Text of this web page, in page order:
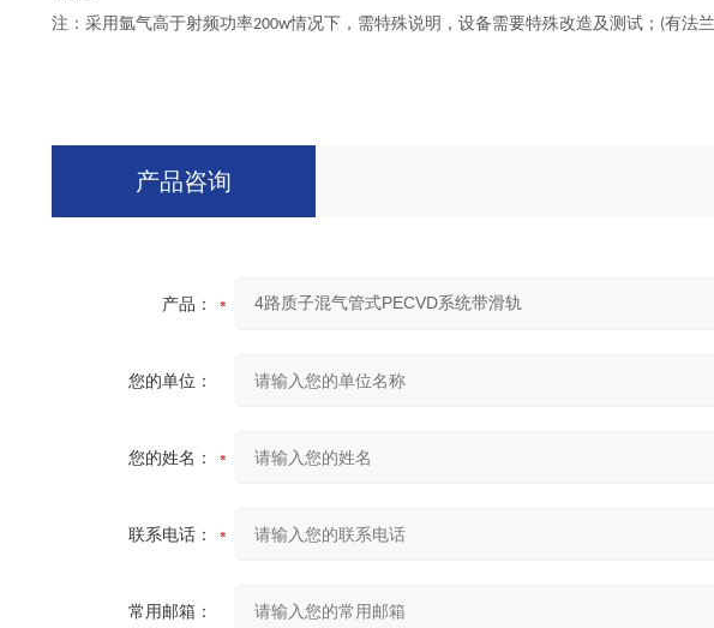
注：采用氩气高于射频功率200w情况下，需特殊说明，设备需要特殊改造及测试； (有法
产品咨询
产品：
您的单位：
您的姓名：
联系电话：
常用邮箱：